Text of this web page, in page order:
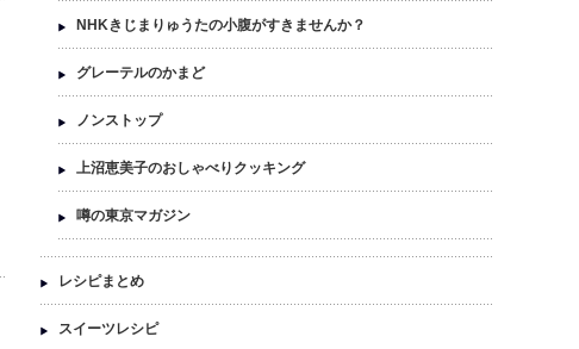
NHKきじまりゅうたの小腹がすきませんか？
グレーテルのかまど
ノンストップ
上沼恵美子のおしゃべりクッキング
噂の東京マガジン
レシピまとめ
スイーツレシピ